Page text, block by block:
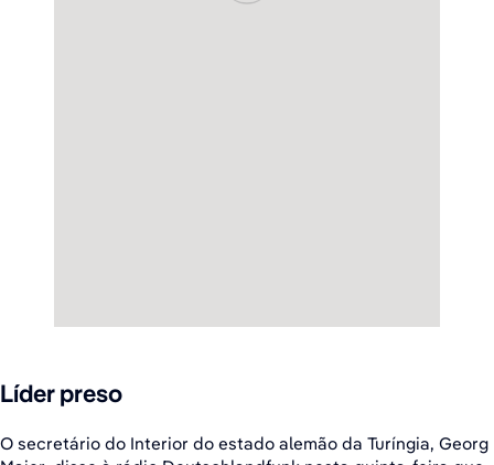
Líder preso
O secretário do Interior do estado alemão da Turíngia, Georg